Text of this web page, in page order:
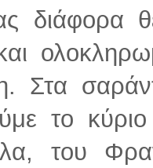
διάφορα
Στα
το
του